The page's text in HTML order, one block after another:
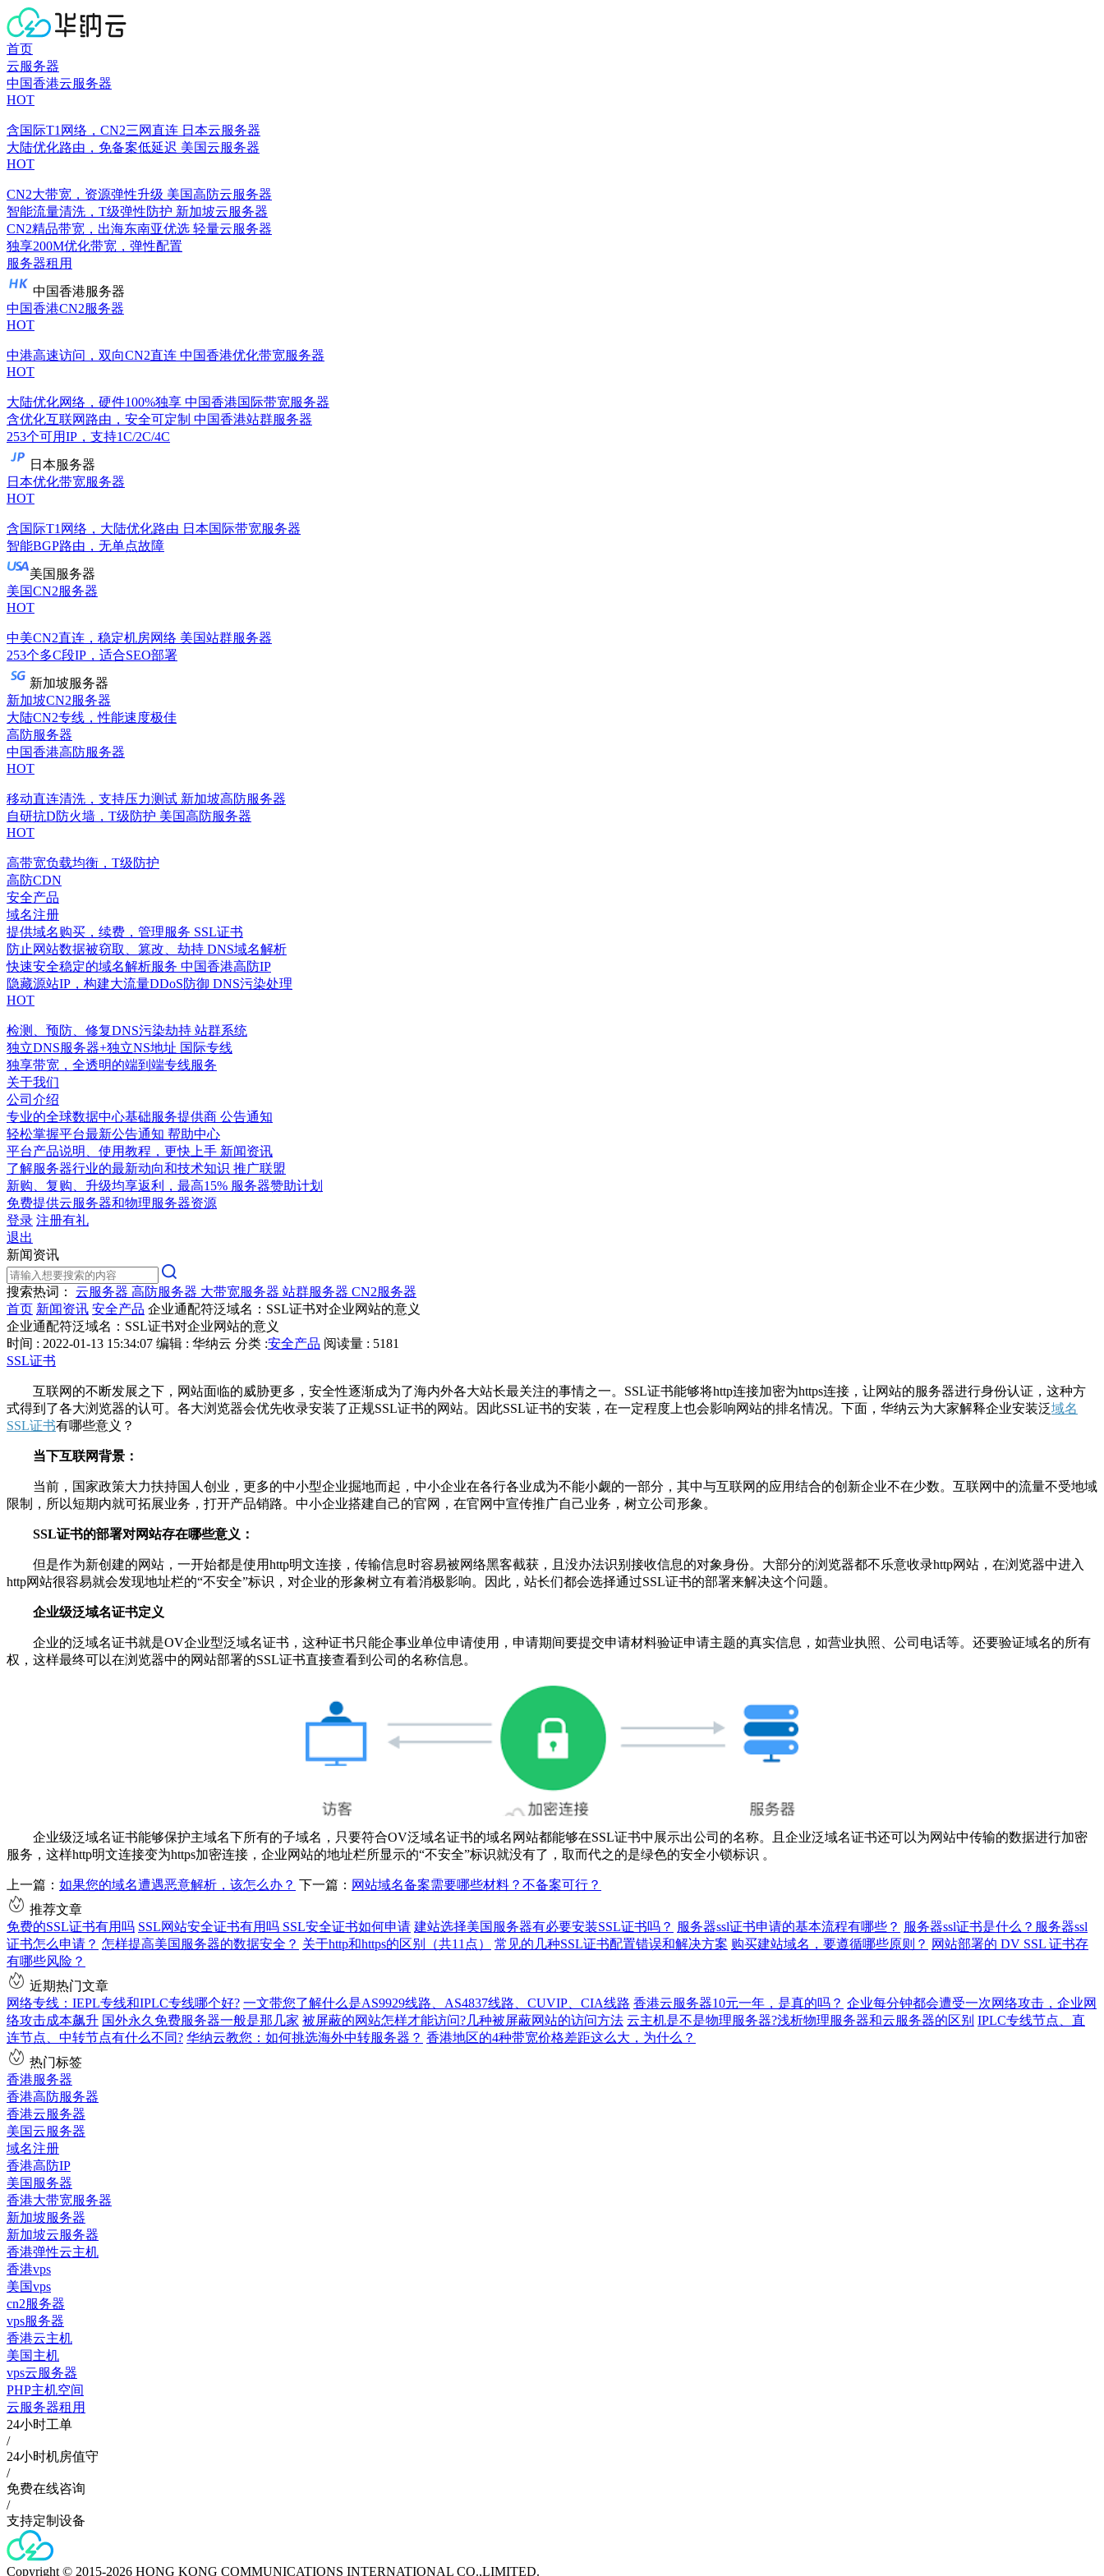
首页
云服务器
中国香港云服务器
HOT
含国际T1网络，CN2三网直连 日本云服务器
大陆优化路由，免备案低延迟 美国云服务器
HOT
CN2大带宽，资源弹性升级 美国高防云服务器
智能流量清洗，T级弹性防护 新加坡云服务器
CN2精品带宽，出海东南亚优选 轻量云服务器
独享200M优化带宽，弹性配置
服务器租用
中国香港服务器
中国香港CN2服务器
HOT
中港高速访问，双向CN2直连 中国香港优化带宽服务器
HOT
大陆优化网络，硬件100%独享 中国香港国际带宽服务器
含优化互联网路由，安全可定制 中国香港站群服务器
253个可用IP，支持1C/2C/4C
日本服务器
日本优化带宽服务器
HOT
含国际T1网络，大陆优化路由 日本国际带宽服务器
智能BGP路由，无单点故障
美国服务器
美国CN2服务器
HOT
中美CN2直连，稳定机房网络 美国站群服务器
253个多C段IP，适合SEO部署
新加坡服务器
新加坡CN2服务器
大陆CN2专线，性能速度极佳
高防服务器
中国香港高防服务器
HOT
移动直连清洗，支持压力测试 新加坡高防服务器
自研抗D防火墙，T级防护 美国高防服务器
HOT
高带宽负载均衡，T级防护
高防CDN
安全产品
域名注册
提供域名购买，续费，管理服务 SSL证书
防止网站数据被窃取、篡改、劫持 DNS域名解析
快速安全稳定的域名解析服务 中国香港高防IP
隐藏源站IP，构建大流量DDoS防御 DNS污染处理
HOT
检测、预防、修复DNS污染劫持 站群系统
独立DNS服务器+独立NS地址 国际专线
独享带宽，全透明的端到端专线服务
关于我们
公司介绍
专业的全球数据中心基础服务提供商 公告通知
轻松掌握平台最新公告通知 帮助中心
平台产品说明、使用教程，更快上手 新闻资讯
了解服务器行业的最新动向和技术知识 推广联盟
新购、复购、升级均享返利，最高15% 服务器赞助计划
免费提供云服务器和物理服务器资源
登录 注册有礼
退出
新闻资讯
搜索热词： 云服务器 高防服务器 大带宽服务器 站群服务器 CN2服务器
首页 新闻资讯 安全产品 企业通配符泛域名：SSL证书对企业网站的意义
企业通配符泛域名：SSL证书对企业网站的意义
时间 : 2022-01-13 15:34:07 编辑 : 华纳云 分类 :安全产品 阅读量 : 5181
SSL证书
互联网的不断发展之下，网站面临的威胁更多，安全性逐渐成为了海内外各大站长最关注的事情之一。SSL证书能够将http连接加密为https连接，让网站的服务器进行身份认证，这种方
式得到了各大浏览器的认可。各大浏览器会优先收录安装了正规SSL证书的网站。因此SSL证书的安装，在一定程度上也会影响网站的排名情况。下面，华纳云为大家解释企业安装泛域名
SSL证书有哪些意义？
当下互联网背景：
当前，国家政策大力扶持国人创业，更多的中小型企业掘地而起，中小企业在各行各业成为不能小觑的一部分，其中与互联网的应用结合的创新企业不在少数。互联网中的流量不受地域
限制，所以短期内就可拓展业务，打开产品销路。中小企业搭建自己的官网，在官网中宣传推广自己业务，树立公司形象。
SSL证书的部署对网站存在哪些意义：
但是作为新创建的网站，一开始都是使用http明文连接，传输信息时容易被网络黑客截获，且没办法识别接收信息的对象身份。大部分的浏览器都不乐意收录http网站，在浏览器中进入
http网站很容易就会发现地址栏的“不安全”标识，对企业的形象树立有着消极影响。因此，站长们都会选择通过SSL证书的部署来解决这个问题。
企业级泛域名证书定义
企业的泛域名证书就是OV企业型泛域名证书，这种证书只能企事业单位申请使用，申请期间要提交申请材料验证申请主题的真实信息，如营业执照、公司电话等。还要验证域名的所有
权，这样最终可以在浏览器中的网站部署的SSL证书直接查看到公司的名称信息。
企业级泛域名证书能够保护主域名下所有的子域名，只要符合OV泛域名证书的域名网站都能够在SSL证书中展示出公司的名称。且企业泛域名证书还可以为网站中传输的数据进行加密
服务，这样http明文连接变为https加密连接，企业网站的地址栏所显示的“不安全”标识就没有了，取而代之的是绿色的安全小锁标识 。
上一篇： 如果您的域名遭遇恶意解析，该怎么办？ 下一篇： 网站域名备案需要哪些材料？不备案可行？
推荐文章
免费的SSL证书有用吗 SSL网站安全证书有用吗 SSL安全证书如何申请 建站选择美国服务器有必要安装SSL证书吗？ 服务器ssl证书申请的基本流程有哪些？ 服务器ssl证书是什么？服务器ssl
证书怎么申请？ 怎样提高美国服务器的数据安全？ 关于http和https的区别（共11点） 常见的几种SSL证书配置错误和解决方案 购买建站域名，要遵循哪些原则？ 网站部署的 DV SSL 证书存
有哪些风险？
近期热门文章
网络专线：IEPL专线和IPLC专线哪个好? 一文带您了解什么是AS9929线路、AS4837线路、CUVIP、CIA线路 香港云服务器10元一年，是真的吗？ 企业每分钟都会遭受一次网络攻击，企业网
络攻击成本飙升 国外永久免费服务器一般是那几家 被屏蔽的网站怎样才能访问?几种被屏蔽网站的访问方法 云主机是不是物理服务器?浅析物理服务器和云服务器的区别 IPLC专线节点、直
连节点、中转节点有什么不同? 华纳云教您：如何挑选海外中转服务器？ 香港地区的4种带宽价格差距这么大，为什么？
热门标签
香港服务器
香港高防服务器
香港云服务器
美国云服务器
域名注册
香港高防IP
美国服务器
香港大带宽服务器
新加坡服务器
新加坡云服务器
香港弹性云主机
香港vps
美国vps
cn2服务器
vps服务器
香港云主机
美国主机
vps云服务器
PHP主机空间
云服务器租用
24小时工单
/
24小时机房值守
/
免费在线咨询
/
支持定制设备
Copyright © 2015-2026 HONG KONG COMMUNICATIONS INTERNATIONAL CO.,LIMITED.